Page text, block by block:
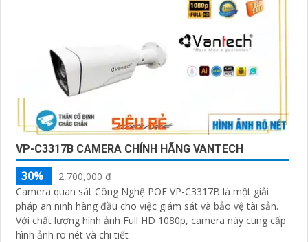
VP-C3317B CAMERA CHÍNH HÃNG VANTECH
30%
2,700,000 ₫
Camera quan sát Công Nghệ POE VP-C3317B là một giải
pháp an ninh hàng đầu cho việc giám sát và bảo vệ tài sản.
Với chất lượng hình ảnh Full HD 1080p, camera này cung cấp
hình ảnh rõ nét và chi tiết